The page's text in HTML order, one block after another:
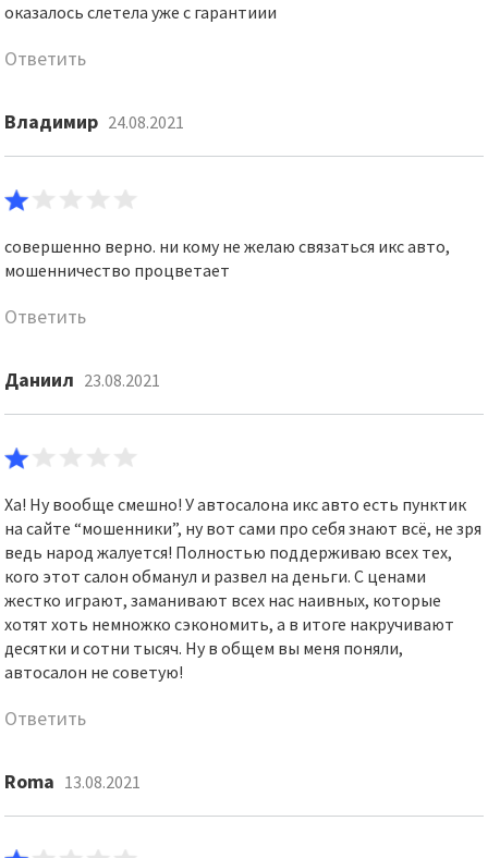
оказалось слетела уже с гарантиии
Ответить
Владимир 24.08.2021
совершенно верно. ни кому не желаю связаться икс авто,
мошенничество процветает
Ответить
Даниил 23.08.2021
Ха! Ну вообще смешно! У автосалона икс авто есть пунктик
на сайте “мошенники”, ну вот сами про себя знают всё, не зря
ведь народ жалуется! Полностью поддерживаю всех тех,
кого этот салон обманул и развел на деньги. С ценами
жестко играют, заманивают всех нас наивных, которые
хотят хоть немножко сэкономить, а в итоге накручивают
десятки и сотни тысяч. Ну в общем вы меня поняли,
автосалон не советую!
Ответить
Roma 13.08.2021